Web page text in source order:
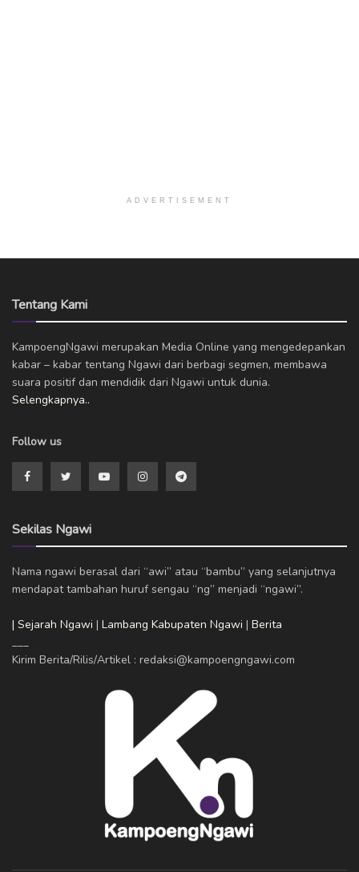
ADVERTISEMENT
Tentang Kami
KampoengNgawi merupakan Media Online yang mengedepankan
kabar – kabar tentang Ngawi dari berbagi segmen, membawa
suara positif dan mendidik dari Ngawi untuk dunia.
Selengkapnya..
Follow us
Sekilas Ngawi
Nama ngawi berasal dari “awi” atau “bambu” yang selanjutnya
mendapat tambahan huruf sengau “ng” menjadi “ngawi”.
| Sejarah Ngawi | Lambang Kabupaten Ngawi | Berita
___
Kirim Berita/Rilis/Artikel : redaksi@kampoengngawi.com